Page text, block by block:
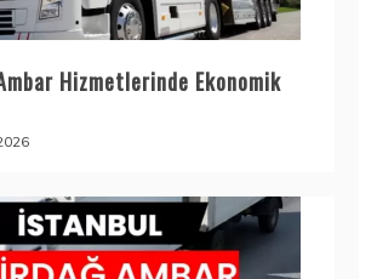
Hizmetlerinde Ekonomik